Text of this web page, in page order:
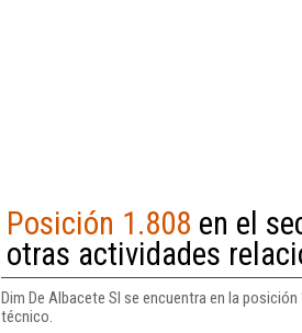
Posición 1.808 en el
otras actividades
Dim De Albacete Sl se encuentra en la
técnico.